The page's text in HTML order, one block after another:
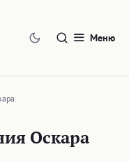
Меню
Оскара